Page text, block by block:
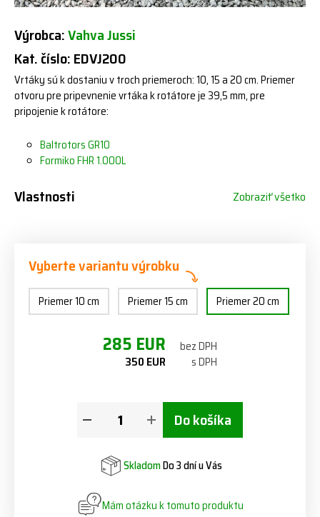
Výrobca:Vahva Jussi
Kat. číslo: EDVJ200
Vrtáky sú k dostaniu v troch priemeroch: 10, 15 a 20 cm. Priemer
otvoru pre pripevnenie vrtáka k rotátore je 39,5 mm, pre
pripojenie k rotátore:
Baltrotors GR10
Formiko FHR 1.000L
Vlastnosti Zobraziť všetko
Vyberte variantu výrobku
Priemer 10 cm Priemer 15 cm Priemer 20 cm
285 EUR bez DPH
350 EUR s DPH
Do košíka
SkladomDo 3 dní u Vás
Mám otázku k tomuto produktu